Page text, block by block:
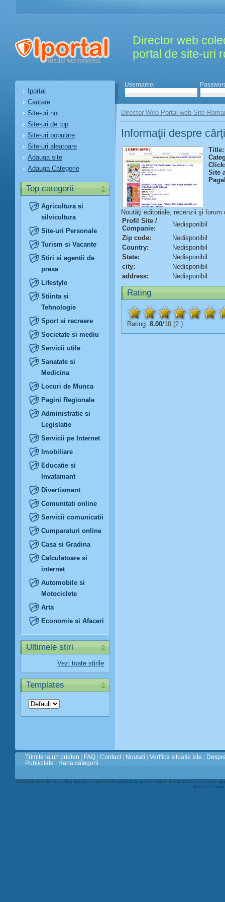
Director web
portal de site-uri
Iportal
Cautare
Site-uri noi
Site-uri de top
Site-uri populare
Site-uri aleatoare
Adauga site
Adauga Categorie
Top categorii
Agricultura si
silvicultura
Site-uri Personale
Turism si Vacante
Stiri si agentii de
presa
Lifestyle
Stiinta si
Tehnologie
Sport si recreere
Societate si mediu
Servicii utile
Sanatate si
Medicina
Locuri de Munca
Pagini Regionale
Administratie si
Legislatie
Servicii pe Internet
Imobiliare
Educatie si
Invatamant
Divertisment
Comunitati online
Servicii comunicatii
Cumparaturi online
Casa si Gradina
Calculatoare si
internet
Automobile si
Motociclete
Arta
Economie si Afaceri
Ultimele stiri
Vezi toate stirile
Templates
Username:
Director Web Portal web Site
Informaţii despre cărţi
Title:
Site
Noutăţi editoriale, recenzii şi forum
Profil Site /
Companie:
Nedisponibil
Zip code:
Nedisponibil
Country:
Nedisponibil
State:
Nedisponibil
city:
Nedisponibil
address:
Nedisponibil
Rating
Rating: 8.00/10 (2 )
Trimite la un prieten FAQ Contact Noutati Verifica situatie site
Publicitate
Harta categorii
Continut director de la Buy Bitcoinsi agentie de publicitate websi online media Cel mai complet
Grafice si